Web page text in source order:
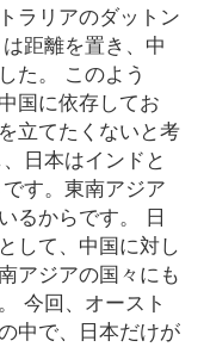
ラリアのダットン
距離を置き、中
た。 このよう
国に依存してお
立てたくないと考
日本はインドと
す。東南アジア
るからです。 日
して、中国に対し
アジアの国々にも
今回、オースト
中で、日本だけが